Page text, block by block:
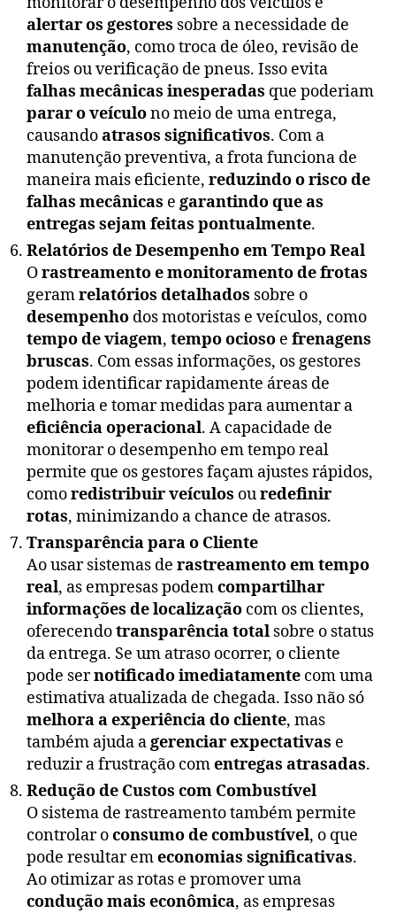
alertar os gestores sobre a necessidade de
manutenção, como troca de óleo, revisão de
freios ou verificação de pneus. Isso evita
falhas mecânicas inesperadas que poderiam
parar o veículono meio de uma entrega,
causandoatrasos significativos. Com a
manutenção preventiva, a frota funciona de
maneira mais eficiente, reduzindo o risco de
falhas mecânicas e garantindo que as
entregas sejam feitas pontualmente.
Relatórios de Desempenho em Tempo Real
Orastreamento e monitoramento de frotas
geramrelatórios detalhados sobre o
desempenho dos motoristas e veículos, como
tempo de viagem, tempo ocioso e frenagens
bruscas. Com essas informações, os gestores
podem identificar rapidamente áreas de
melhoria e tomar medidas para aumentar a
eficiência operacional. A capacidade de
monitorar o desempenho em tempo real
permite que os gestores façam ajustes rápidos,
comoredistribuir veículos ouredefinir
rotas, minimizando a chance de atrasos.
Transparência para o Cliente
Ao usar sistemas de rastreamento em tempo
real, as empresas podemcompartilhar
informações de localização com os clientes,
oferecendotransparência total sobre o status
da entrega. Se um atraso ocorrer, o cliente
pode sernotificado imediatamente com uma
estimativa atualizada de chegada. Isso não só
melhora a experiência do cliente, mas
também ajuda agerenciar expectativas e
reduzir a frustração comentregas atrasadas.
Redução de Custos com Combustível
O sistema de rastreamento também permite
controlar oconsumo de combustível, o que
pode resultar emeconomias significativas.
Ao otimizar as rotas e promover uma
condução mais econômica, as empresas